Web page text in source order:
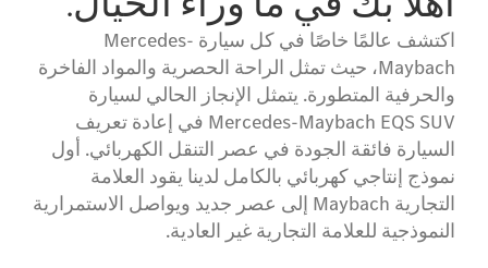
اكتشف عالمًا خاصًا في كل سيارة Mercedes-
Maybach، حيث تمثل الراحة الحصرية والمواد الفاخرة
والحرفية المتطورة. يتمثل الإنجاز الحالي لسيارة
Mercedes-Maybach EQS SUV في إعادة تعريف
السيارة فائقة الجودة في عصر التنقل الكهربائي. أول
نموذج إنتاجي كهربائي بالكامل لدينا يقود العلامة
التجارية Maybach إلى عصر جديد ويواصل الاستمرارية
النموذجية للعلامة التجارية غير العادية.